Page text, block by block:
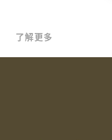
了解更多